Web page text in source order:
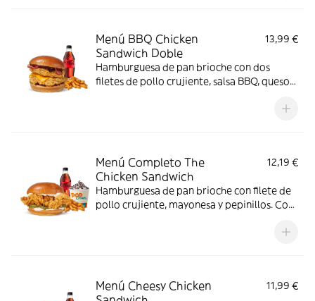
Menú BBQ Chicken
Sandwich Doble
13,99 €
Hamburguesa de pan brioche con dos
filetes de pollo crujiente, salsa BBQ, queso
Menú Completo The
Chicken Sandwich
12,19 €
Hamburguesa de pan brioche con filete de
pollo crujiente, mayonesa y pepinillos. Con
Menú Cheesy Chicken
11,99 €